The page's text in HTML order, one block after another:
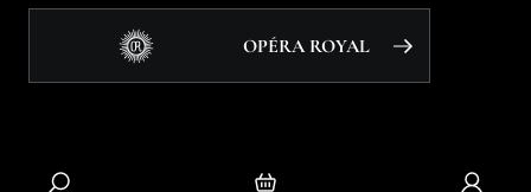
OPÉRA ROYAL